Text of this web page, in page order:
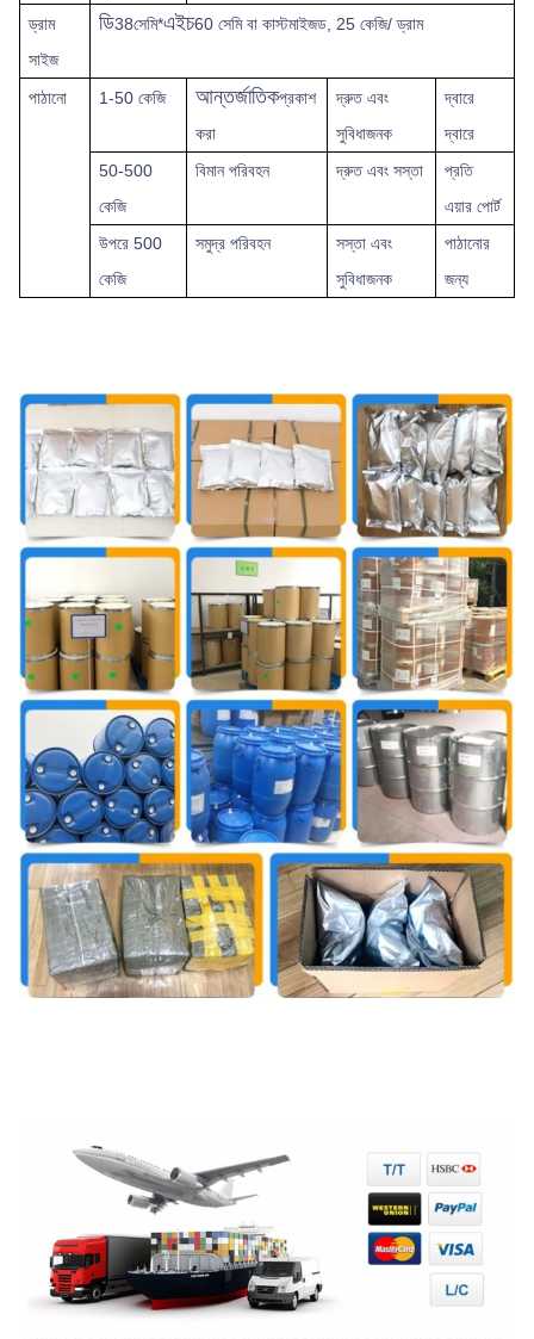
ড্রাম
সাইজ
ডি38সেমি*এইচ60 সেমি বা কাস্টমাইজড, 25 কেজি/ ড্রাম
পাঠানো 1-50 কেজি আন্তর্জাতিকপ্রকাশ
করা
দ্রুত এবং
সুবিধাজনক
দ্বারে
দ্বারে
50-500
কেজি
বিমান পরিবহন দ্রুত এবং সস্তা
প্রতি
এয়ার পোর্ট
উপরে 500
কেজি
সমুদ্র পরিবহন
সস্তা এবং
সুবিধাজনক
পাঠানোর
জন্য